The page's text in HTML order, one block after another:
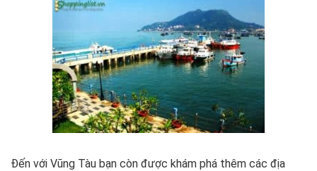
Đến với Vũng Tàu bạn còn được khám phá thêm các địa